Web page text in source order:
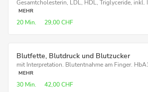
Gesamtcholesterin, LDL, HDL, Triglyceride, inkl.
MEHR
20 Min. 29,00 CHF
Blutfette, Blutdruck und Blutzucker
mit Interpretation. Blutentnahme am Finger.
MEHR
30 Min. 42,00 CHF